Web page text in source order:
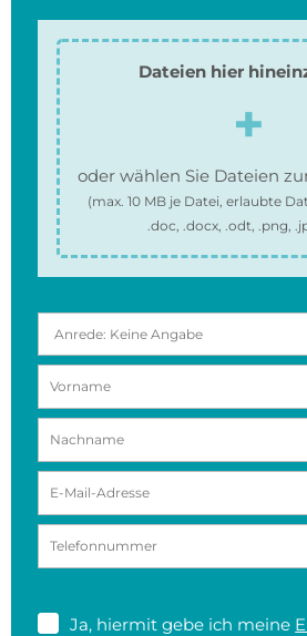
Dateien hier
oder wählen Sie Dateien
(max. 10 MBje Datei, erlaubte
.doc, .docx, .odt, .png,
Ja, hiermit gebe ich meine